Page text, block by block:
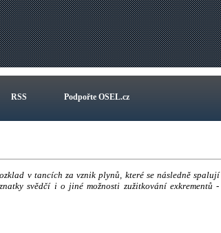
RSS Podpořte OSEL.cz
v tancích za vznik plynů, které se následně
svědčí i o jiné možnosti zužitkování exkrementů